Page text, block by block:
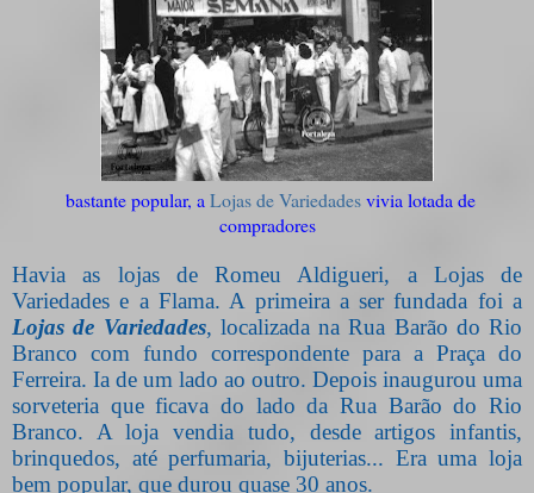
bastante popular, a Lojas de Variedadesvivia lotada de
compradores
Havia as lojas de Romeu Aldigueri, a Lojas de
Variedades e a Flama. A primeira a ser fundada foi a
Lojas de Variedades, localizada na Rua Barão do Rio
Branco com fundo correspondente para a Praça do
Ferreira. Ia de um lado ao outro. Depois inaugurou uma
sorveteria que ficava do lado da Rua Barão do Rio
Branco. A loja vendia tudo, desde artigos infantis,
brinquedos, até perfumaria, bijuterias... Era uma loja
bem popular, que durou quase 30 anos.